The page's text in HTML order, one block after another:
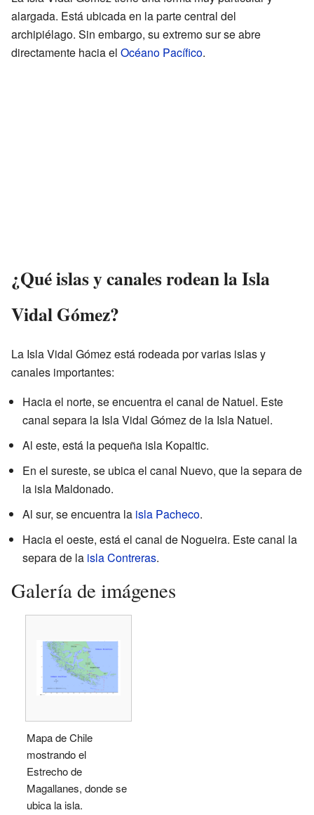
alargada. Está ubicada en la parte central del
archipiélago. Sin embargo, su extremo sur se abre
directamente hacia el Océano Pacífico.
¿Qué islas y canales rodean la Isla
Vidal Gómez?
La Isla Vidal Gómez está rodeada por varias islas y
canales importantes:
Hacia el norte, se encuentra el canal de Natuel. Este
canal separa la Isla Vidal Gómez de la Isla Natuel.
Al este, está la pequeña isla Kopaitic.
En el sureste, se ubica el canal Nuevo, que la separa de
la isla Maldonado.
Al sur, se encuentra la isla Pacheco.
Hacia el oeste, está el canal de Nogueira. Este canal la
separa de la isla Contreras.
Galería de imágenes
Mapa de Chile
mostrando el
Estrecho de
Magallanes, donde se
ubica la isla.